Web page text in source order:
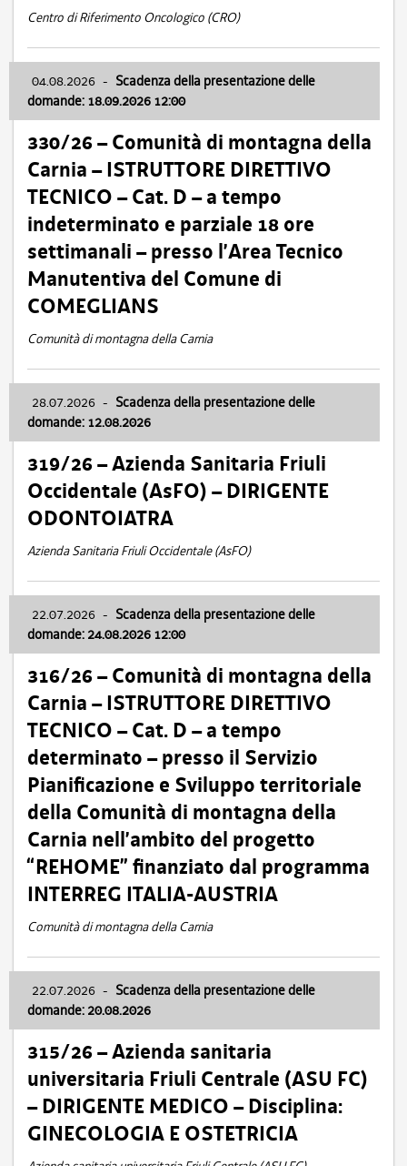
Centro di Riferimento Oncologico (CRO)
04.08.2026 - Scadenza della presentazione delle
domande: 18.09.2026 12:00
330/26 – Comunità di montagna della
Carnia – ISTRUTTORE DIRETTIVO
TECNICO – Cat. D – a tempo
indeterminato e parziale 18 ore
settimanali – presso l’Area Tecnico
Manutentiva del Comune di
COMEGLIANS
Comunità di montagna della Carnia
28.07.2026 - Scadenza della presentazione delle
domande: 12.08.2026
319/26 – Azienda Sanitaria Friuli
Occidentale (AsFO) – DIRIGENTE
ODONTOIATRA
Azienda Sanitaria Friuli Occidentale (AsFO)
22.07.2026 - Scadenza della presentazione delle
domande: 24.08.2026 12:00
316/26 – Comunità di montagna della
Carnia – ISTRUTTORE DIRETTIVO
TECNICO – Cat. D – a tempo
determinato – presso il Servizio
Pianificazione e Sviluppo territoriale
della Comunità di montagna della
Carnia nell’ambito del progetto
“REHOME” finanziato dal programma
INTERREG ITALIA-AUSTRIA
Comunità di montagna della Carnia
22.07.2026 - Scadenza della presentazione delle
domande: 20.08.2026
315/26 – Azienda sanitaria
universitaria Friuli Centrale (ASU FC)
– DIRIGENTE MEDICO – Disciplina:
GINECOLOGIA E OSTETRICIA